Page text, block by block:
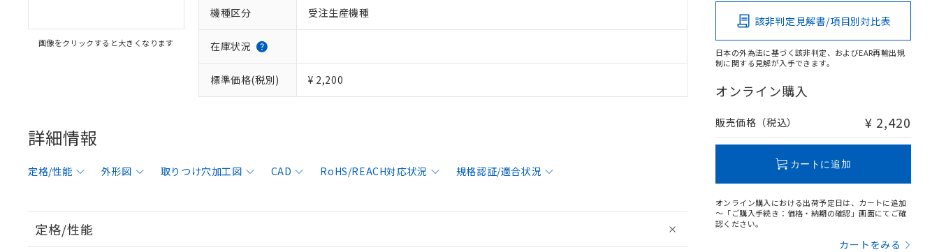
画像をクリックすると大きくなります
機種区分 受注生産機種
在庫状況
標準価格(税別) ¥ 2,200
詳細情報
定格/性能 外形図 取りつけ穴加工図 CAD RoHS/REACH対応状況 規格認証/適合状況
定格/性能
該非判定見解書/項目別対比表
日本の外為法に基づく該非判定、およびEAR再輸出規
制に関する見解が入手できます。
オンライン購入
販売価格（税込） ¥ 2,420
カートに追加
オンライン購入における出荷予定日は、カートに追加
～「ご購入手続き：価格・納期の確認」画面にてご確
認ください。
カートをみる